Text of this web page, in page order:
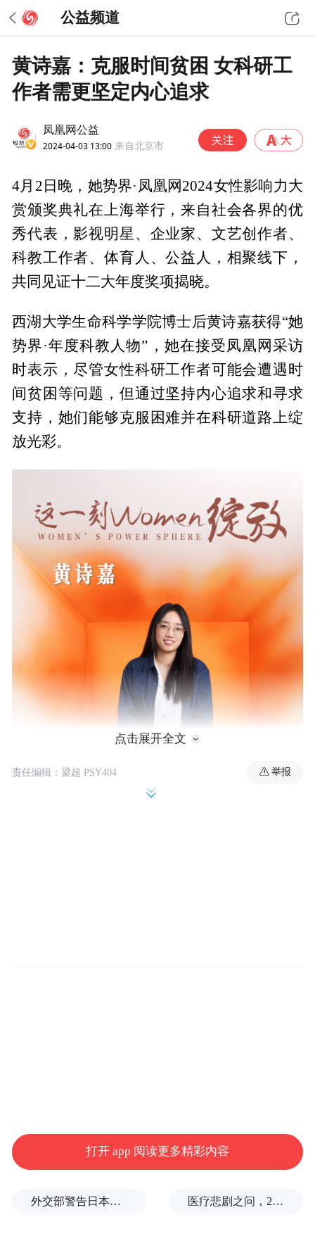
公益频道
黄诗嘉：克服时间贫困 女科研工
作者需更坚定内心追求
凤凰网公益
2024-04-03 13:00 来自北京市
4月2日晚，她势界·凤凰网2024女性影响力大
赏颁奖典礼在上海举行，来自社会各界的优
秀代表，影视明星、企业家、文艺创作者、
科教工作者、体育人、公益人，相聚线下，
共同见证十二大年度奖项揭晓。
西湖大学生命科学学院博士后黄诗嘉获得“她
势界·年度科教人物”，她在接受凤凰网采访
时表示，尽管女性科研工作者可能会遭遇时
间贫困等问题，但通过坚持内心追求和寻求
支持，她们能够克服困难并在科研道路上绽
放光彩。
点击展开全文
责任编辑：梁超 PSY404 举报
打开 app 阅读更多精彩内容
外交部警告日本：不要再次走向历史的被告席 医疗悲剧之问，2岁半患儿身亡，医生获刑1年